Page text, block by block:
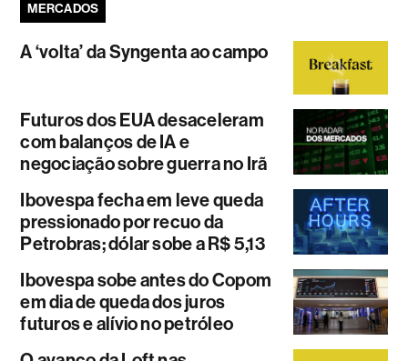
MERCADOS
A ‘volta’ da Syngenta ao campo
Futuros dos EUA desaceleram
com balanços de IA e
negociação sobre guerra no Irã
Ibovespa fecha em leve queda
pressionado por recuo da
Petrobras; dólar sobe a R$ 5,13
Ibovespa sobe antes do Copom
em dia de queda dos juros
futuros e alívio no petróleo